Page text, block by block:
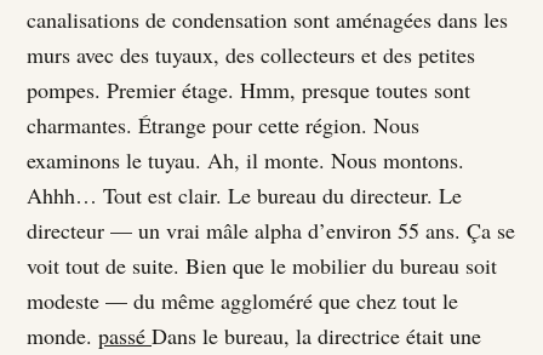
canalisations de condensation sont aménagées dans les
murs avec des tuyaux, des collecteurs et des petites
pompes. Premier étage. Hmm, presque toutes sont
charmantes. Étrange pour cette région. Nous
examinons le tuyau. Ah, il monte. Nous montons.
Ahhh… Tout est clair. Le bureau du directeur. Le
directeur — un vrai mâle alpha d’environ 55 ans. Ça se
voit tout de suite. Bien que le mobilier du bureau soit
modeste — du même aggloméré que chez tout le
monde. passé Dans le bureau, la directrice était une